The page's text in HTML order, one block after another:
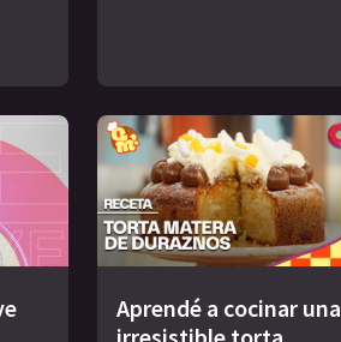
Aprendé a cocinar una